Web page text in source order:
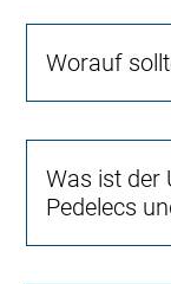
Worauf
Was ist der
Pedelecs